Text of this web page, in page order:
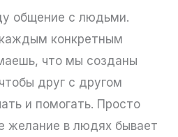
общение с людьми.
конкретным
что мы созданы
друг с другом
и помогать. Просто
желание в людях бывает